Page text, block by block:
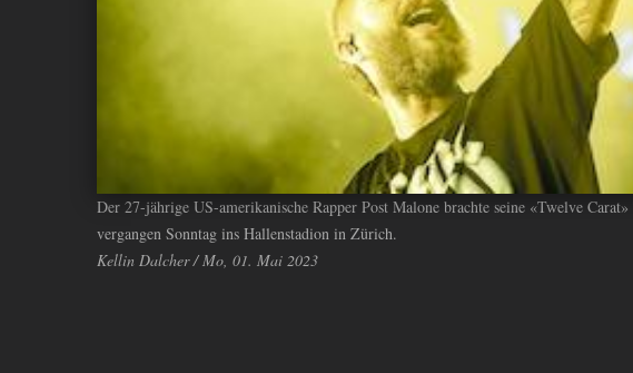
Der 27-jährige US-amerikanische Rapper Post Malone brachte seine «Twelve
vergangen Sonntag ins Hallenstadion in Zürich.
Kellin Dalcher / Mo, 01. Mai 2023
ANDIYAH - «Frequency»